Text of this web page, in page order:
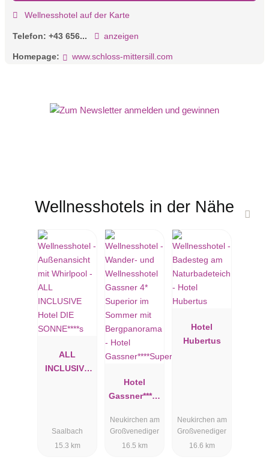
Wellnesshotel auf der Karte
Telefon: +43 656... anzeigen
Homepage: www.schloss-mittersill.com
Wellnesshotels in der Nähe
ALL
INCLUSIVE
Saalbach
15.3 km
Hotel
Gassner****S
Neukirchen am
Großvenediger
16.5 km
Hotel
Hubertus
Neukirchen am
Großvenediger
16.6 km